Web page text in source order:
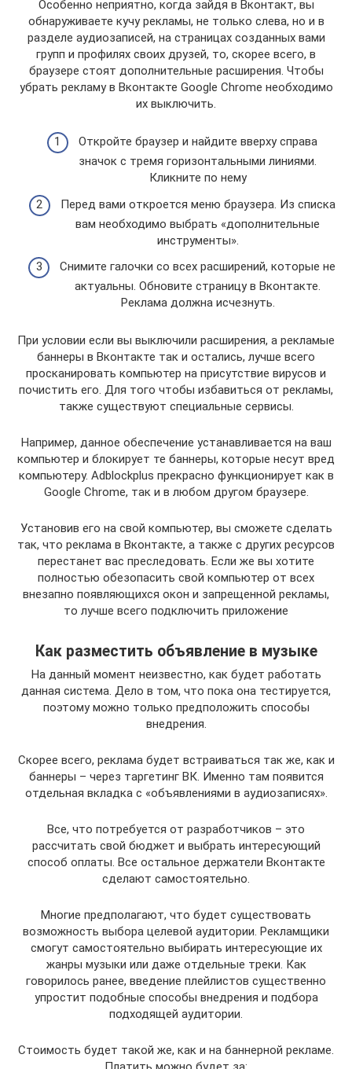
Особенно неприятно, когда зайдя в Вконтакт, вы
обнаруживаете кучу рекламы, не только слева, но и в
разделе аудиозаписей, на страницах созданных вами
групп и профилях своих друзей, то, скорее всего, в
браузере стоят дополнительные расширения. Чтобы
убрать рекламу в Вконтакте Google Chrome необходимо
их выключить.
Откройте браузер и найдите вверху справа
значок с тремя горизонтальными линиями.
Кликните по нему
Перед вами откроется меню браузера. Из списка
вам необходимо выбрать «дополнительные
инструменты».
Снимите галочки со всех расширений, которые не
актуальны. Обновите страницу в Вконтакте.
Реклама должна исчезнуть.
При условии если вы выключили расширения, а рекламые
баннеры в Вконтакте так и остались, лучше всего
просканировать компьютер на присутствие вирусов и
почистить его. Для того чтобы избавиться от рекламы,
также существуют специальные сервисы.
Например, данное обеспечение устанавливается на ваш
компьютер и блокирует те баннеры, которые несут вред
компьютеру. Adblockplus прекрасно функционирует как в
Google Chrome, так и в любом другом браузере.
Установив его на свой компьютер, вы сможете сделать
так, что реклама в Вконтакте, а также с других ресурсов
перестанет вас преследовать. Если же вы хотите
полностью обезопасить свой компьютер от всех
внезапно появляющихся окон и запрещенной рекламы,
то лучше всего подключить приложение
Как разместить объявление в музыке
На данный момент неизвестно, как будет работать
данная система. Дело в том, что пока она тестируется,
поэтому можно только предположить способы
внедрения.
Скорее всего, реклама будет встраиваться так же, как и
баннеры – через таргетинг ВК. Именно там появится
отдельная вкладка с «объявлениями в аудиозаписях».
Все, что потребуется от разработчиков – это
рассчитать свой бюджет и выбрать интересующий
способ оплаты. Все остальное держатели Вконтакте
сделают самостоятельно.
Многие предполагают, что будет существовать
возможность выбора целевой аудитории. Рекламщики
смогут самостоятельно выбирать интересующие их
жанры музыки или даже отдельные треки. Как
говорилось ранее, введение плейлистов существенно
упростит подобные способы внедрения и подбора
подходящей аудитории.
Стоимость будет такой же, как и на баннерной рекламе.